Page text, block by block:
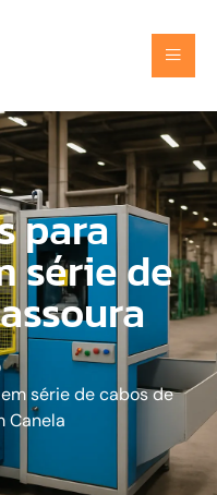
para
série de
série de cabos de
Canela